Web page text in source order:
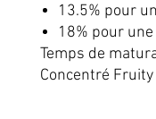
13.5% pour
18% pour
Temps de
Concentré